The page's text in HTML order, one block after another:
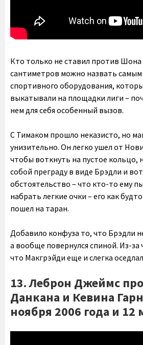
Кто только не ставил против Шона
сантиметров можно назвать
спортивного оборудования,
выкатывали на площадки лиги –
нем для себя особенный вызов.
С Тимаком прошло неказисто, но
унизительно. Он легко ушел от
чтобы воткнуть на пустое кольцо,
собой преграду в виде Брэдли и
обстоятельство – что кто-то ему
набрать легкие очки – его как
пошел на таран.
Добавило конфуза то, что Брэдли
а вообще повернулся спиной. Из-за
что Макгрэйди еще и слегка
13. Леброн Джеймс
Данкана и Кевина
ноября 2006 года и 12